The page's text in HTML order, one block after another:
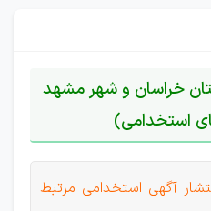
خراسان و شهر مشهد
استخدامی)
آگهی استخدامی مرتبط